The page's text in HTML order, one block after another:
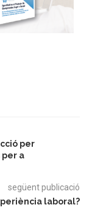
per
a
següent publicació
laboral?